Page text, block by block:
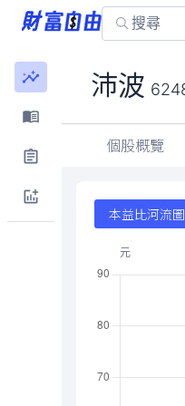
沛波
個股概覽
本益比河流圖